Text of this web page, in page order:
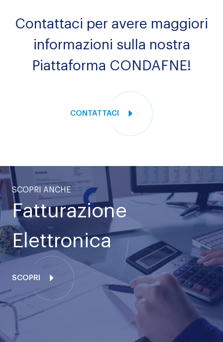
Contattaci per avere maggiori
informazioni sulla nostra
Piattaforma CONDAFNE!
CONTATTACI
SCOPRI ANCHE
Fatturazione
Elettronica
SCOPRI